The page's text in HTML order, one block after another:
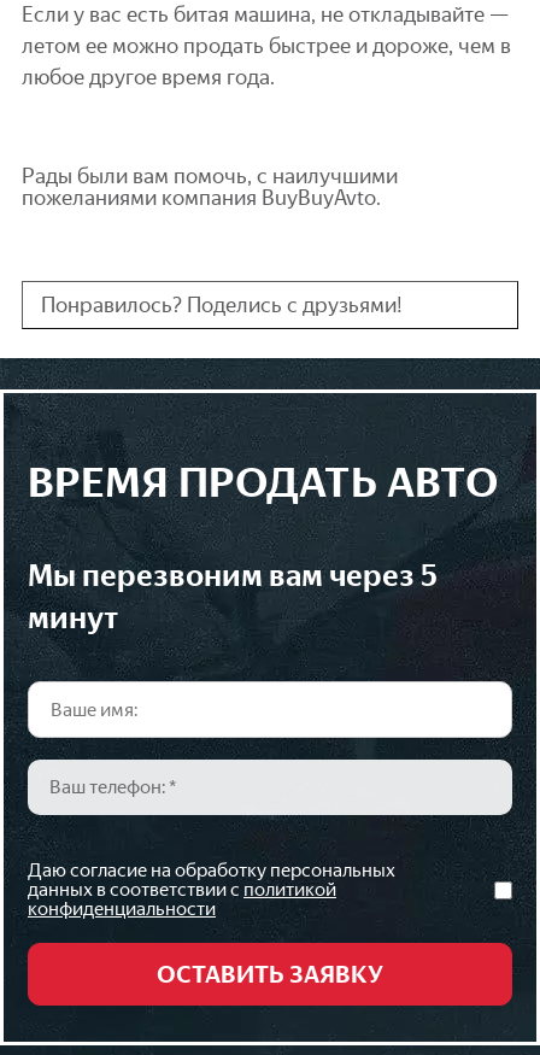
Если у вас есть битая машина, не откладывайте —
летом ее можно продать быстрее и дороже, чем в
любое другое время года.
Рады были вам помочь, с наилучшими
пожеланиями компания BuyBuyAvto.
Понравилось? Поделись с друзьями!
ВРЕМЯ ПРОДАТЬ АВТО
мы перезвоним вам через 5
минут
Даю согласие на обработку персональных
данных в соответствии с политикой
конфиденциальности